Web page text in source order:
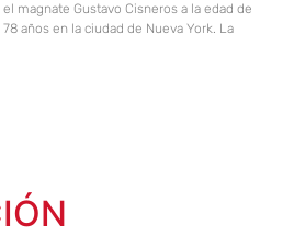
el magnate Gustavo Cisneros a la edad de
78 años en la ciudad de Nueva York. La